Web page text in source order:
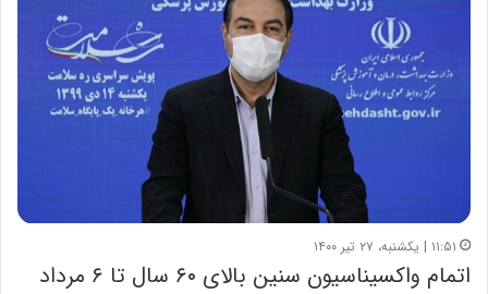
۱۱:۵۱ | یکشنبه، ۲۷ تیر ۱۴۰۰
اتمام واکسیناسیون سنین بالای ۶۰ سال تا ۶ مرداد